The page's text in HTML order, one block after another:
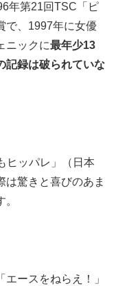
年第21回TSC「ピ
で、1997年に女優
ニックに最年少13
記録は破られていな
ヒッパレ」（日本
は驚きと喜びのあま
ースをねらえ！」